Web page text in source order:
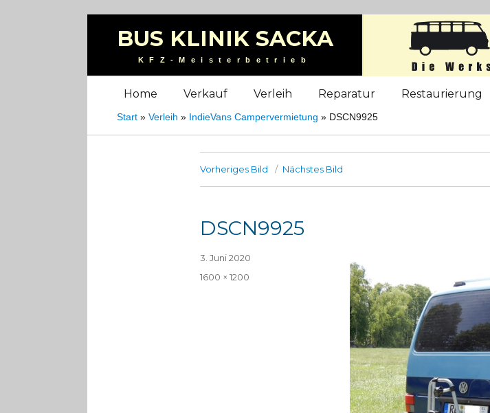
BUS KLINIK SACKA
KFZ-Meisterbetrieb
Home Verkauf Verleih Reparatur Restaurierung
Start »Verleih » IndieVans Campervermietung » DSCN9925
Vorheriges Bild Nächstes Bild
DSCN9925
Veröffentlicht
3. Juni 2020
Volle
1600 × 1200